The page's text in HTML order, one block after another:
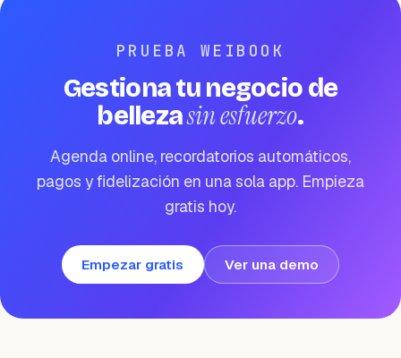
PRUEBA WEIBOOK
Gestiona tu negocio de
bellezasin esfuerzo.
Agenda online, recordatorios automáticos,
pagos y fidelización en una sola app. Empieza
gratis hoy.
Empezar gratis Ver una demo